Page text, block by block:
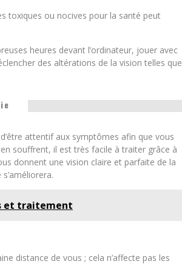
toxiques ou nocives pour la santé peut
heures devant l’ordinateur, jouer avec
des altérations de la vision telles que
attentif aux symptômes afin que vous
souffrent, il est très facile à traiter grâce à
donnent une vision claire et parfaite de la
et traitement
distance de vous ; cela n’affecte pas les